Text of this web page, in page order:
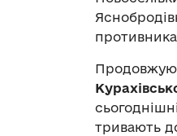
тривають